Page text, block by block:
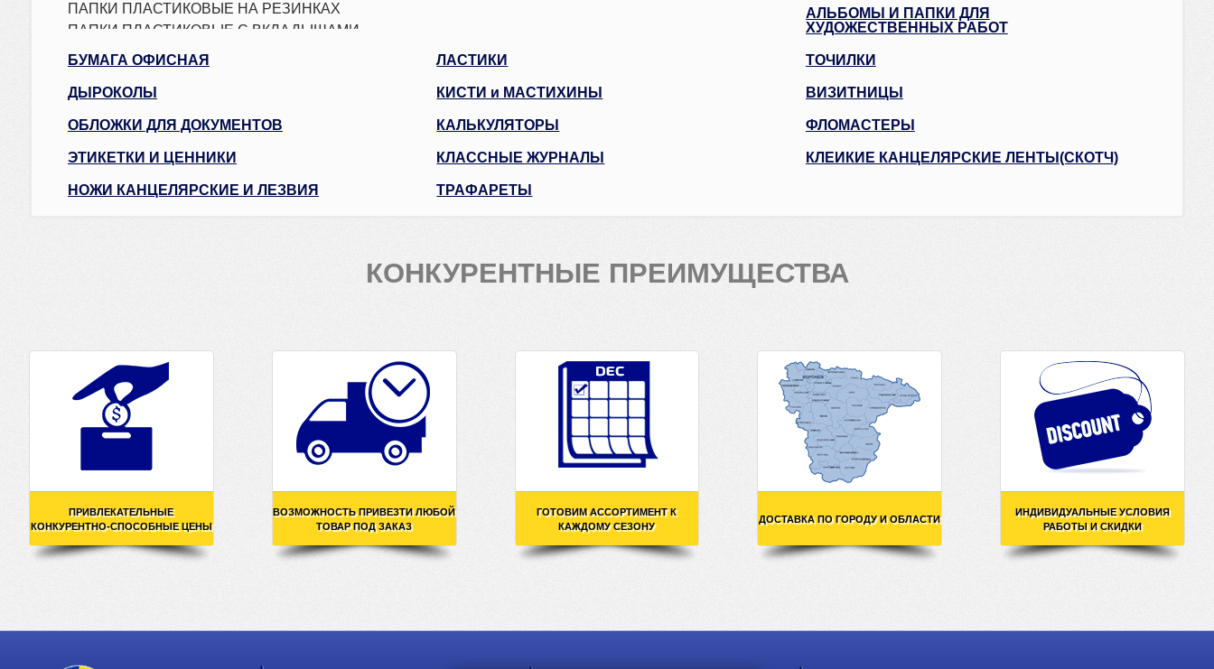
ПАПКИ ПЛАСТИКОВЫЕ НА РЕЗИНКАХ
ПАПКИ ПЛАСТИКОВЫЕ С ВКЛАДЫШАМИ
ПАПКИ ПЛАСТИКОВЫЕ С
ЗАЖИМОМ\ПРИЖИМОМ
ПАПКИ РЕГИСТРАТОРЫ
ПАПКИ-УГОЛКИ
ПЛАНШЕТЫ
СКОРОСШИВАТЕЛЬ ПЛАСТИКОВЫЕ
АЛЬБОМЫ И ПАПКИ ДЛЯ
ХУДОЖЕСТВЕННЫХ РАБОТ
БУМАГА ОФИСНАЯ ЛАСТИКИ ТОЧИЛКИ
ДЫРОКОЛЫ КИСТИ и МАСТИХИНЫ ВИЗИТНИЦЫ
ОБЛОЖКИ ДЛЯ ДОКУМЕНТОВ КАЛЬКУЛЯТОРЫ ФЛОМАСТЕРЫ
ЭТИКЕТКИ И ЦЕННИКИ КЛАССНЫЕ ЖУРНАЛЫ КЛЕЙКИЕ КАНЦЕЛЯРСКИЕ ЛЕНТЫ(СКОТЧ)
НОЖИ КАНЦЕЛЯРСКИЕ И ЛЕЗВИЯ ТРАФАРЕТЫ
КОНКУРЕНТНЫЕ ПРЕИМУЩЕСТВА
ПРИВЛЕКАТЕЛЬНЫЕ
КОНКУРЕНТНО-СПОСОБНЫЕ ЦЕНЫ
ВОЗМОЖНОСТЬ ПРИВЕЗТИ ЛЮБОЙ
ТОВАР ПОД ЗАКАЗ
ГОТОВИМ АССОРТИМЕНТ К
КАЖДОМУ СЕЗОНУ
ДОСТАВКА ПО ГОРОДУ И ОБЛАСТИ
ИНДИВИДУАЛЬНЫЕ УСЛОВИЯ
РАБОТЫ И СКИДКИ